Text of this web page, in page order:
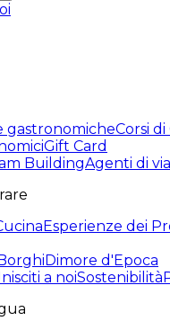
gastronomicheCorsi
Gift Card
BuildingAgenti di
Esperienze dei
Dimore d'Epoca
a noiSostenibilità